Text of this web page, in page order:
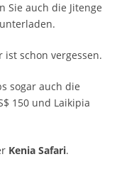
Sie auch die Jitenge
schon vergessen.
sogar auch die
150 und Laikipia
Kenia Safari.